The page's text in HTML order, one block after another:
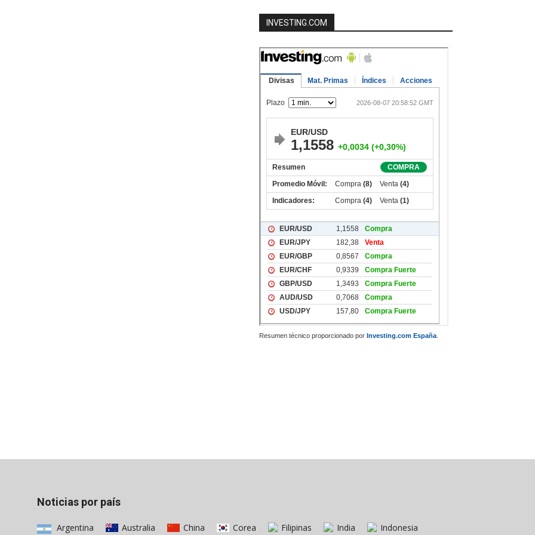
INVESTING.COM
Resumen técnico proporcionado por Investing.com España
Noticias por país
Argentina Australia China Corea Filipinas India Indonesia